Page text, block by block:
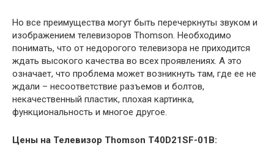
Но все преимущества могут быть перечеркнуты звуком и
изображением телевизоров Thomson. Необходимо
понимать, что от недорогого телевизора не приходится
ждать высокого качества во всех проявлениях. А это
означает, что проблема может возникнуть там, где ее не
ждали – несоответствие разъемов и болтов,
некачественный пластик, плохая картинка,
функциональность и многое другое.
Цены на Телевизор Thomson T40D21SF-01B: